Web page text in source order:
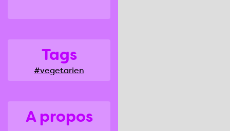
Tags
#vegetarien
A propos